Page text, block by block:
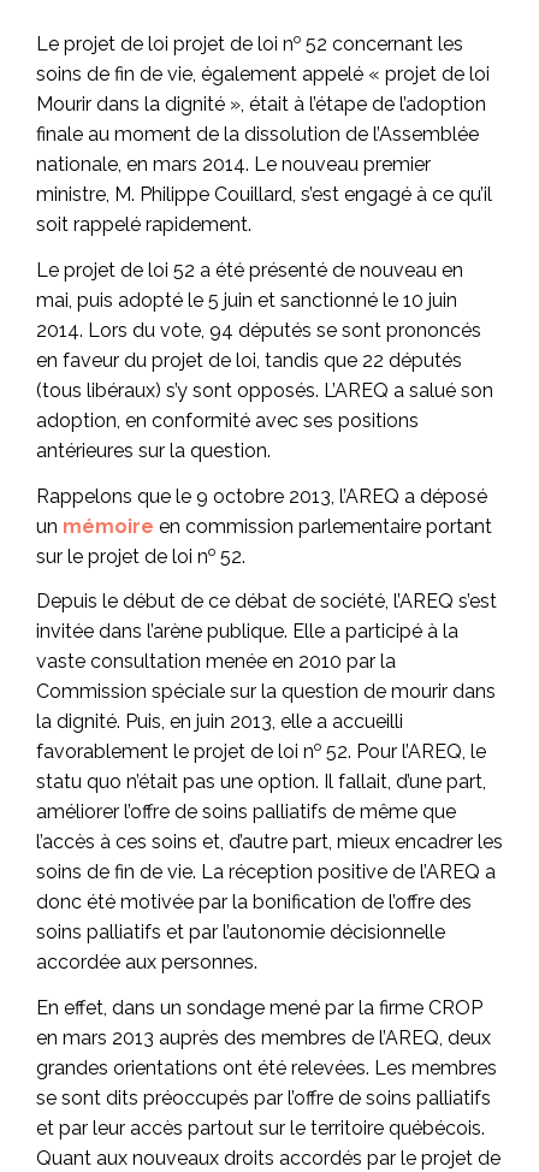
Le projet de loi projet de loi no 52 concernant les
soins de fin de vie, également appelé « projet de loi
Mourir dans la dignité », était à l’étape de l’adoption
finale au moment de la dissolution de l’Assemblée
nationale, en mars 2014. Le nouveau premier
ministre, M. Philippe Couillard, s’est engagé à ce qu’il
soit rappelé rapidement.
Le projet de loi 52 a été présenté de nouveau en
mai, puis adopté le 5 juin et sanctionné le 10 juin
2014. Lors du vote, 94 députés se sont prononcés
en faveur du projet de loi, tandis que 22 députés
(tous libéraux) s’y sont opposés. L’AREQ a salué son
adoption, en conformité avec ses positions
antérieures sur la question.
Rappelons que le 9 octobre 2013, l’AREQ a déposé
un mémoire en commission parlementaire portant
sur le projet de loi no 52.
Depuis le début de ce débat de société, l’AREQ s’est
invitée dans l’arène publique. Elle a participé à la
vaste consultation menée en 2010 par la
Commission spéciale sur la question de mourir dans
la dignité. Puis, en juin 2013, elle a accueilli
favorablement le projet de loi no 52. Pour l’AREQ, le
statu quo n’était pas une option. Il fallait, d’une part,
améliorer l’offre de soins palliatifs de même que
l’accès à ces soins et, d’autre part, mieux encadrer les
soins de fin de vie. La réception positive de l’AREQ a
donc été motivée par la bonification de l’offre des
soins palliatifs et par l’autonomie décisionnelle
accordée aux personnes.
En effet, dans un sondage mené par la firme CROP
en mars 2013 auprès des membres de l’AREQ, deux
grandes orientations ont été relevées. Les membres
se sont dits préoccupés par l’offre de soins palliatifs
et par leur accès partout sur le territoire québécois.
Quant aux nouveaux droits accordés par le projet de